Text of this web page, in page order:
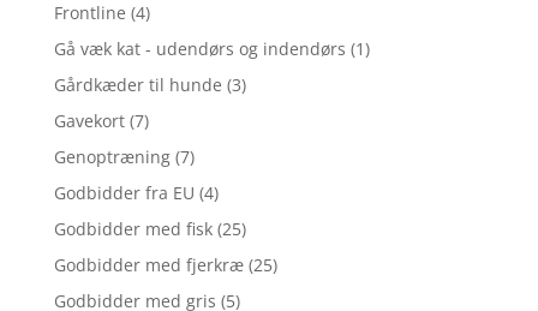
Frontline (4)
Gå væk kat - udendørs og indendørs (1)
Gårdkæder til hunde (3)
Gavekort (7)
Genoptræning (7)
Godbidder fra EU (4)
Godbidder med fisk (25)
Godbidder med fjerkræ (25)
Godbidder med gris (5)